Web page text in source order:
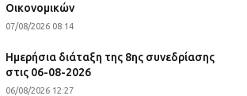
Οικονομικών
07/08/2026 08:14
Ημερήσια διάταξη της 8ης συνεδρίασης
στις 06-08-2026
06/08/2026 12:27